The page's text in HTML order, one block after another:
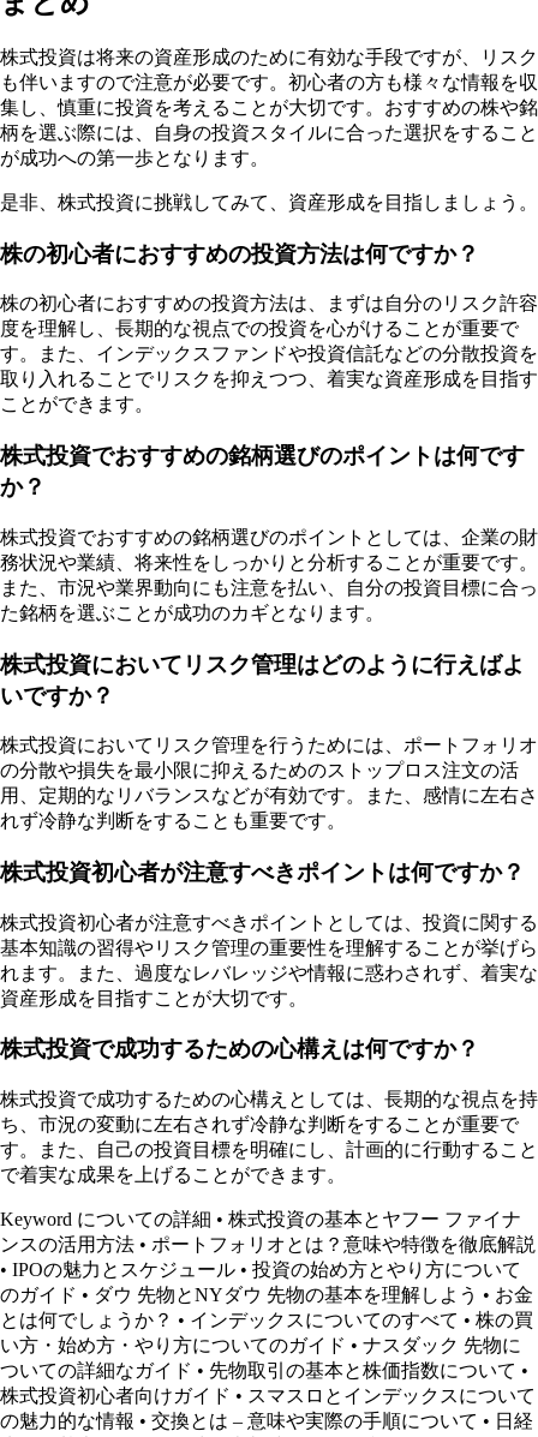
株式投資は将来の資産形成のために有効な手段ですが、リスク
も伴いますので注意が必要です。初心者の方も様々な情報を収
集し、慎重に投資を考えることが大切です。おすすめの株や銘
柄を選ぶ際には、自身の投資スタイルに合った選択をすること
が成功への第一歩となります。
是非、株式投資に挑戦してみて、資産形成を目指しましょう。
株の初心者におすすめの投資方法は何ですか？
株の初心者におすすめの投資方法は、まずは自分のリスク許容
度を理解し、長期的な視点での投資を心がけることが重要で
す。また、インデックスファンドや投資信託などの分散投資を
取り入れることでリスクを抑えつつ、着実な資産形成を目指す
ことができます。
株式投資でおすすめの銘柄選びのポイントは何です
か？
株式投資でおすすめの銘柄選びのポイントとしては、企業の財
務状況や業績、将来性をしっかりと分析することが重要です。
また、市況や業界動向にも注意を払い、自分の投資目標に合っ
た銘柄を選ぶことが成功のカギとなります。
株式投資においてリスク管理はどのように行えばよ
いですか？
株式投資においてリスク管理を行うためには、ポートフォリオ
の分散や損失を最小限に抑えるためのストップロス注文の活
用、定期的なリバランスなどが有効です。また、感情に左右さ
れず冷静な判断をすることも重要です。
株式投資初心者が注意すべきポイントは何ですか？
株式投資初心者が注意すべきポイントとしては、投資に関する
基本知識の習得やリスク管理の重要性を理解することが挙げら
れます。また、過度なレバレッジや情報に惑わされず、着実な
資産形成を目指すことが大切です。
株式投資で成功するための心構えは何ですか？
株式投資で成功するための心構えとしては、長期的な視点を持
ち、市況の変動に左右されず冷静な判断をすることが重要で
す。また、自己の投資目標を明確にし、計画的に行動すること
で着実な成果を上げることができます。
Keyword についての詳細 • 株式投資の基本とヤフー ファイナ
ンスの活用方法 • ポートフォリオとは？意味や特徴を徹底解説
• IPOの魅力とスケジュール • 投資の始め方とやり方について
のガイド • ダウ 先物とNYダウ 先物の基本を理解しよう • お金
とは何でしょうか？ • インデックスについてのすべて • 株の買
い方・始め方・やり方についてのガイド • ナスダック 先物に
ついての詳細なガイド • 先物取引の基本と株価指数について •
株式投資初心者向けガイド • スマスロとインデックスについて
の魅力的な情報 • 交換とは – 意味や実際の手順について • 日経